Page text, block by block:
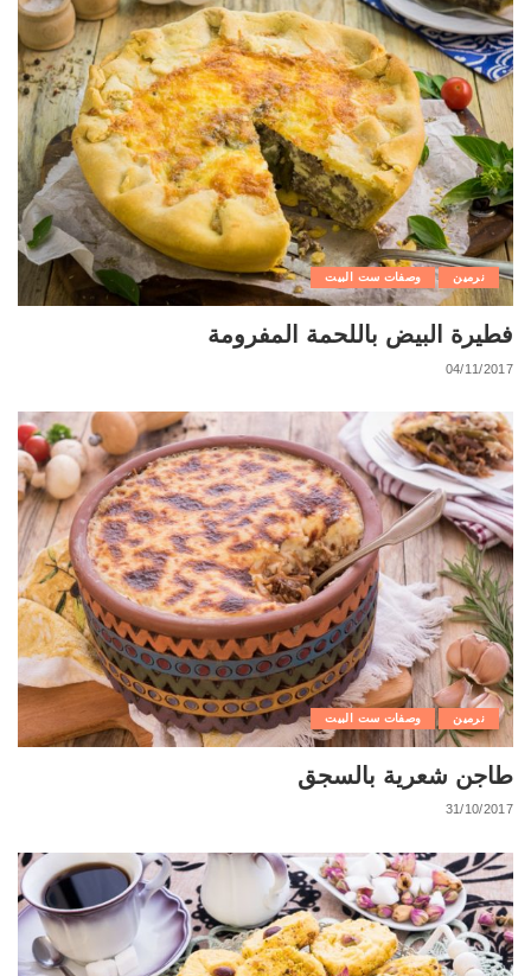
نرمين وصفات ست البيت
فطيرة البيض باللحمة المفرومة
04/11/2017
نرمين وصفات ست البيت
طاجن شعرية بالسجق
31/10/2017